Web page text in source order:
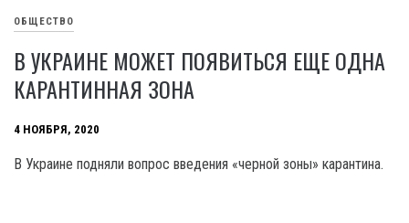
ОБЩЕСТВО
В УКРАИНЕ МОЖЕТ ПОЯВИТЬСЯ ЕЩЕ ОДНА
КАРАНТИННАЯ ЗОНА
4 НОЯБРЯ, 2020
В Украине подняли вопрос введения «черной зоны» карантина.